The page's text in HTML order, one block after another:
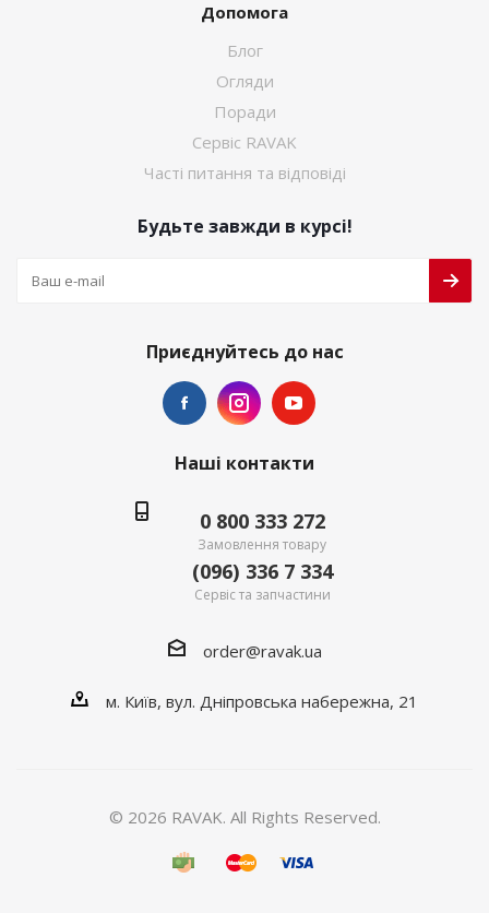
Допомога
Блог
Огляди
Поради
Сервіс RAVAK
Часті питання та відповіді
Будьте завжди в курсі!
Приєднуйтесь до нас
Наші контакти
0 800 333 272
Замовлення товару
(096) 336 7 334
Сервіс та запчастини
order@ravak.ua
м. Київ, вул. Дніпровська набережна, 21
© 2026 RAVAK. All Rights Reserved.